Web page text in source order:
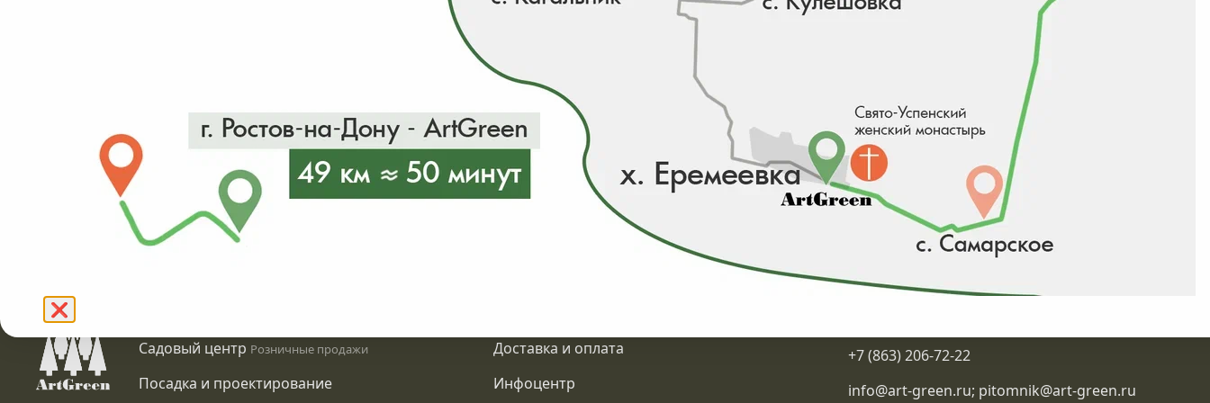
❌
от 5500₽ в наличии 0 шт
Подробнее
Садовый центр Розничные продажи
Посадка и проектирование
Доставка и оплата
Инфоцентр
+7 (863) 206-72-22
info@art-green.ru; pitomnik@art-green.ru